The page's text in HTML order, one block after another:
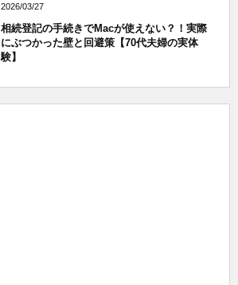
2026/03/27
相続登記の手続きでMacが使えない？！実際
にぶつかった壁と回避策【70代夫婦の実体
験】